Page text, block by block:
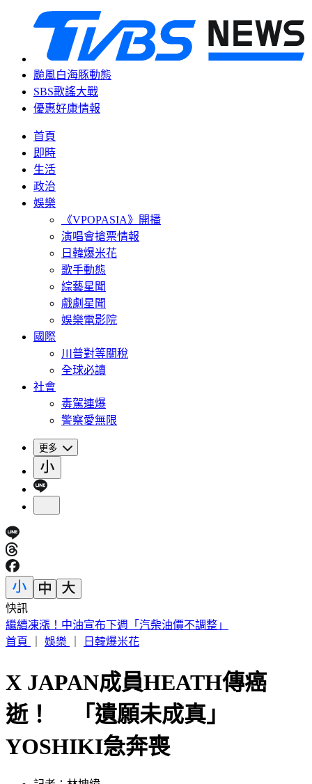
颱風白海豚動態
SBS歌謠大戰
優惠好康情報
首頁
即時
生活
政治
娛樂
《VPOPASIA》開播
演唱會搶票情報
日韓爆米花
歌手動態
綜藝星聞
戲劇星聞
娛樂電影院
國際
川普對等關稅
全球必讀
社會
毒駕連爆
警察愛無限
更多
快訊
白海豚颱風發威！「10縣市豪雨特報」下到明天 2地紅色警
戒
X JAPAN成員HEATH傳癌
逝！ 「遺願未成真」
YOSHIKI急奔喪